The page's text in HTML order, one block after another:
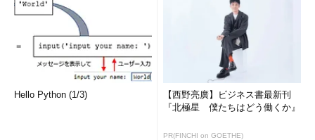
Hello Python (1/3)
【西野亮廣】ビジネス書最新刊
『北極星 僕たちはどう働くか』
PR(FINCHI on GOETHE)